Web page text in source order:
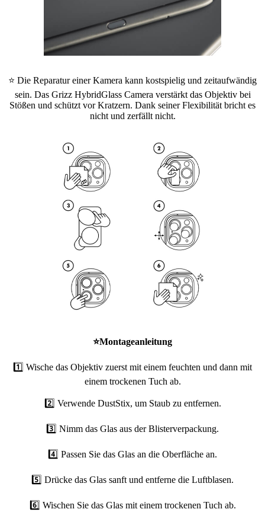
⭐ Die Reparatur einer Kamera kann kostspielig und zeitaufwändig
sein. Das Grizz HybridGlass Camera verstärkt das Objektiv bei
Stößen und schützt vor Kratzern. Dank seiner Flexibilität bricht es
nicht und zerfällt nicht.
⭐Montageanleitung
1️⃣ Wische das Objektiv zuerst mit einem feuchten und dann mit
einem trockenen Tuch ab.
2️⃣ Verwende DustStix, um Staub zu entfernen.
3️⃣ Nimm das Glas aus der Blisterverpackung.
4️⃣ Passen Sie das Glas an die Oberfläche an.
5️⃣ Drücke das Glas sanft und entferne die Luftblasen.
6️⃣ Wischen Sie das Glas mit einem trockenen Tuch ab.